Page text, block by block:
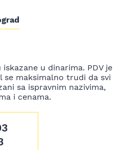
u dinarima. PDV je
se maksimalno trudi da svi
sa ispravnim nazivima,
i cenama.